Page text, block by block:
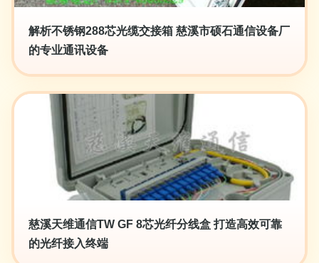
解析不锈钢288芯光缆交接箱 慈溪市硕石通信设备厂
的专业通讯设备
慈溪天维通信TW GF 8芯光纤分线盒 打造高效可靠
的光纤接入终端